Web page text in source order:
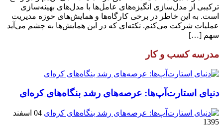
ترکیبی از مدل‌سازی انگیزه‌های عامل‌ها با مدل‌های بهینه‌سازی
است. به این خاطر در برخی کارگاه‌ها و همایش‌های حوزه مدیریت
عملیات شرکت می‌کنم. نکته‌ای که در این همایش‌ها به چشم می‌آید
سهم […]
مدرسه کسب و کار
دنیای استارت‌آپ‌ها: عرصه‌های رشد بنگاه‌های کره‌ای‌
04 اسفند
1395